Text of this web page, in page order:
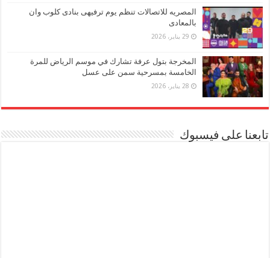
المصريه للاتصالات تنظم يوم ترفيهى بنادى كلوب وان
بالمعادى
29 يناير، 2026
المخرجة بتول عرفة تشارك في موسم الرياض للمرة
الخامسة بمسرحية سمن على عسل
28 يناير، 2026
تابعنا على فيسبوك